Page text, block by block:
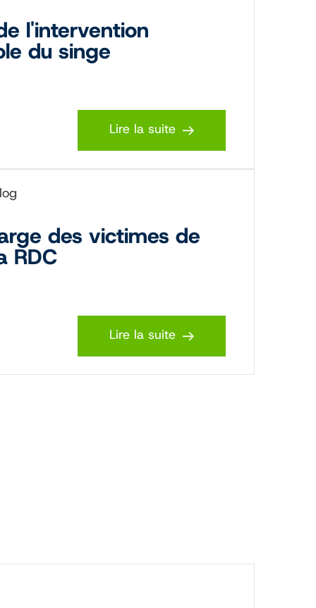
l'intervention
du singe
Lire la suite
des victimes de
RDC
Lire la suite